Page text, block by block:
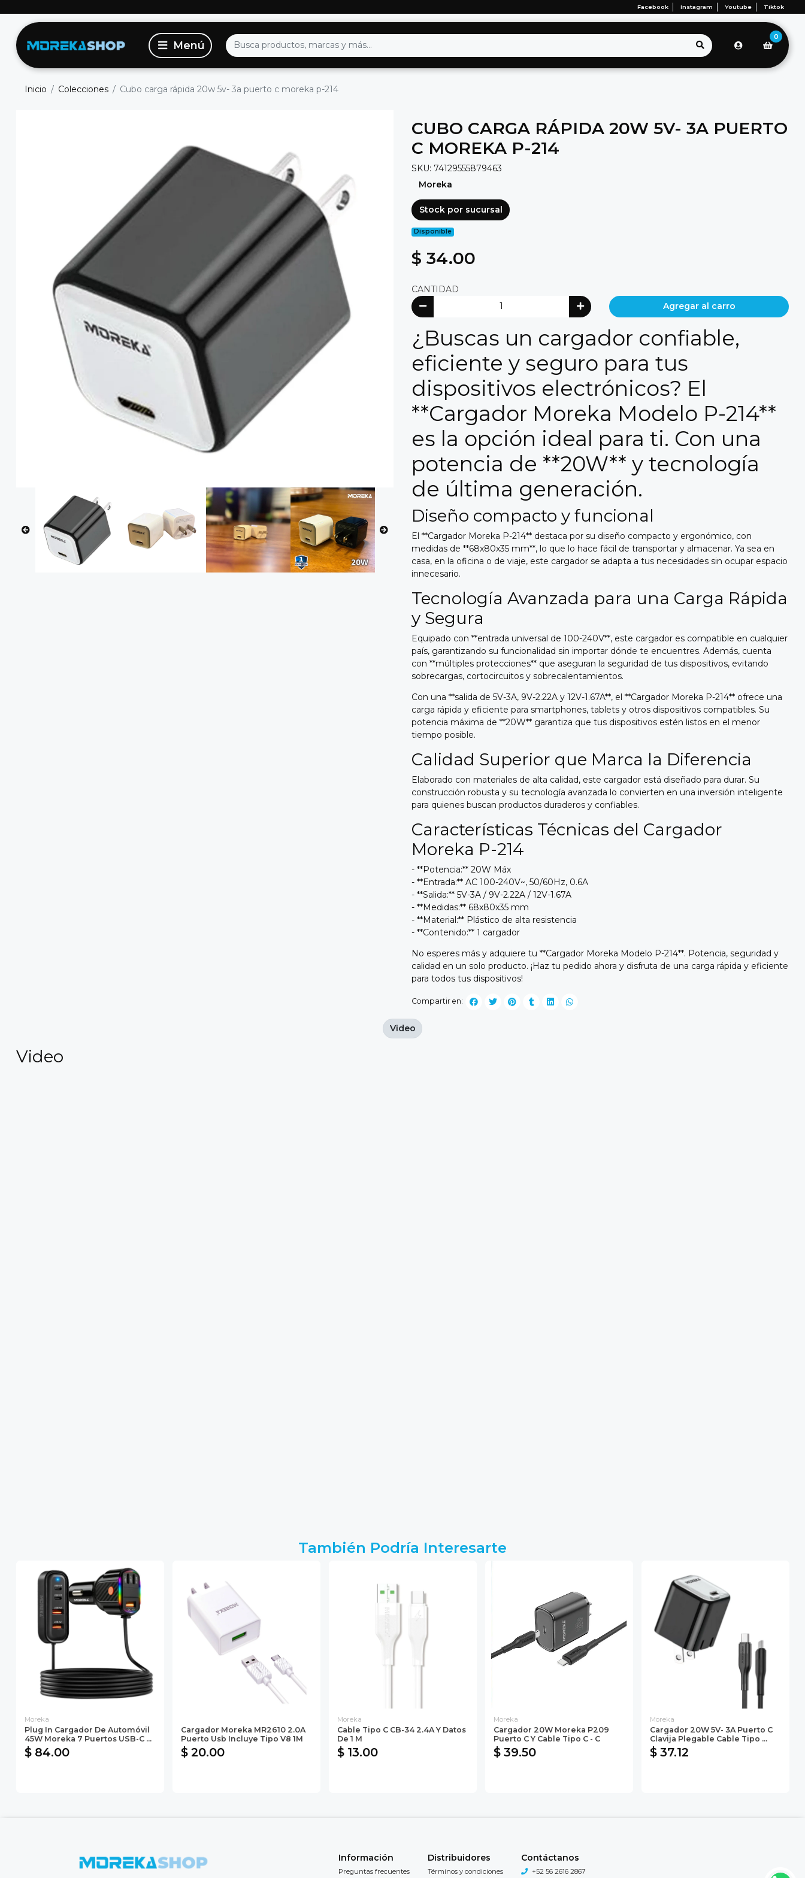
Facebook Instagram Youtube Tiktok
0
Inicio Colecciones Cubo carga rápida 20w 5v- 3a puerto c moreka p-214
CUBO CARGA RÁPIDA 20W 5V- 3A PUERTO
C MOREKA P-214
SKU: 74129555879463
Moreka
Stock por sucursal
Disponible
$ 34.00
CANTIDAD
Agregar al carro
¿Buscas un cargador confiable,
eficiente y seguro para tus
dispositivos electrónicos? El
**Cargador Moreka Modelo P-214**
es la opción ideal para ti. Con una
potencia de **20W** y tecnología
de última generación.
Diseño compacto y funcional
El **Cargador Moreka P-214** destaca por su diseño compacto y ergonómico, con
medidas de **68x80x35 mm**, lo que lo hace fácil de transportar y almacenar. Ya sea en
casa, en la oficina o de viaje, este cargador se adapta a tus necesidades sin ocupar espacio
innecesario.
Tecnología Avanzada para una Carga Rápida
y Segura
Equipado con **entrada universal de 100-240V**, este cargador es compatible en cualquier
país, garantizando su funcionalidad sin importar dónde te encuentres. Además, cuenta
con **múltiples protecciones** que aseguran la seguridad de tus dispositivos, evitando
sobrecargas, cortocircuitos y sobrecalentamientos.
Con una **salida de 5V-3A, 9V-2.22A y 12V-1.67A**, el **Cargador Moreka P-214** ofrece una
carga rápida y eficiente para smartphones, tablets y otros dispositivos compatibles. Su
potencia máxima de **20W** garantiza que tus dispositivos estén listos en el menor
tiempo posible.
Calidad Superior que Marca la Diferencia
Elaborado con materiales de alta calidad, este cargador está diseñado para durar. Su
construcción robusta y su tecnología avanzada lo convierten en una inversión inteligente
para quienes buscan productos duraderos y confiables.
Características Técnicas del Cargador
Moreka P-214
- **Potencia:** 20W Máx
- **Entrada:** AC 100-240V~, 50/60Hz, 0.6A
- **Salida:** 5V-3A / 9V-2.22A / 12V-1.67A
- **Medidas:** 68x80x35 mm
- **Material:** Plástico de alta resistencia
- **Contenido:** 1 cargador
No esperes más y adquiere tu **Cargador Moreka Modelo P-214**. Potencia, seguridad y
calidad en un solo producto. ¡Haz tu pedido ahora y disfruta de una carga rápida y eficiente
para todos tus dispositivos!
Compartir en:
Video
Video
También Podría Interesarte
Moreka
Plug In Cargador De Automóvil
45W Moreka 7 Puertos USB-C ...
$ 84.00
Cargador Moreka MR2610 2.0A
Puerto Usb Incluye Tipo V8 1M
$ 20.00
Moreka
Cable Tipo C CB-34 2.4A Y Datos
De 1 M
$ 13.00
Moreka
Cargador 20W Moreka P209
Puerto C Y Cable Tipo C - C
$ 39.50
Moreka
Cargador 20W 5V- 3A Puerto C
Clavija Plegable Cable Tipo ...
$ 37.12
Información
Preguntas frecuentes
Distribuidores
Términos y condiciones
Contáctanos
+52 56 2616 2867